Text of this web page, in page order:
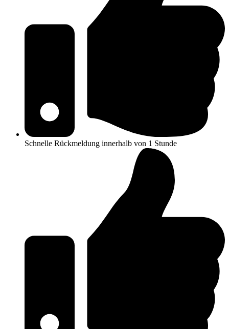
Schnelle Rückmeldung innerhalb von 1 Stunde